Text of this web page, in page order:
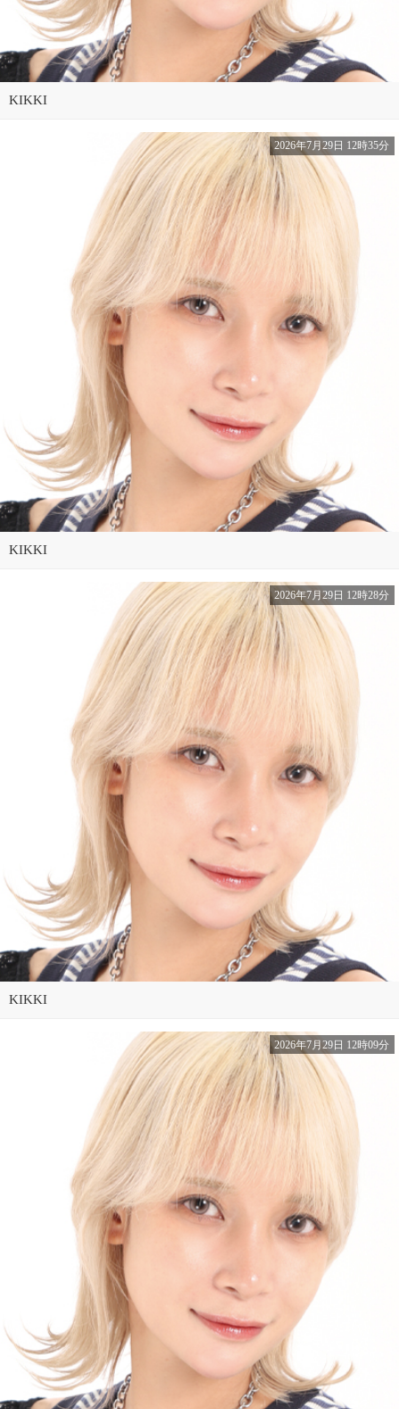
KIKKI
2026年7月29日 12時35分
KIKKI
2026年7月29日 12時28分
KIKKI
2026年7月29日 12時09分